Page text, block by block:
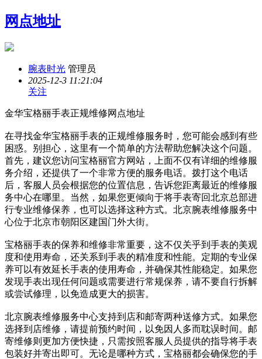
网点地址
腕表时光 管理员
2025-12-3 11:21:04
关注
金华宝格丽手表正规维修网点地址
在寻找金华宝格丽手表的正规维修服务时，您可能会感到有些
困惑。别担心，这里有一个简单的方法帮助您解决这个问题。
首先，建议您访问宝格丽官方网站，上面不仅有详细的维修服
务介绍，还提供了一个非常方便的服务电话。拨打这个电话
后，客服人员会根据您的位置信息，告诉您距离最近的维修服
务中心在哪里。当然，如果您更倾向于将手表寄回北京总部进
行专业维修保养，也可以选择这种方式。北京腕表维修服务中
心位于北京市朝阳区建国门外大街。
宝格丽手表的保养和维修非常重要，这不仅关乎到手表的美观
度和使用寿命，还关系到手表的精准度和性能。定期的专业保
养可以有效延长手表的使用寿命，并确保其性能稳定。如果您
发现手表出现任何问题或需要进行常规保养，请不要自行拆解
或尝试修理，以免造成更大的损害。
北京腕表维修服务中心支持到店和邮寄两种送修方式。如果您
选择到店维修，请提前预约时间，以免因人多而耽误时间。邮
寄维修则更加方便快捷，只需按照客服人员提供的指导将手表
包装好并寄出即可。无论是哪种方式，宝格丽都会确保您的手